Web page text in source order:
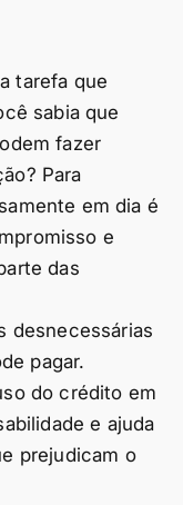
tarefa que
sabia que
fazer
Para
em dia é
e
das
desnecessárias
pagar.
do crédito em
e ajuda
prejudicam o